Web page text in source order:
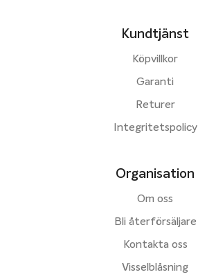
Kundtjänst
Köpvillkor
Garanti
Returer
Integritetspolicy
Organisation
Om oss
Bli återförsäljare
Kontakta oss
Visselblåsning